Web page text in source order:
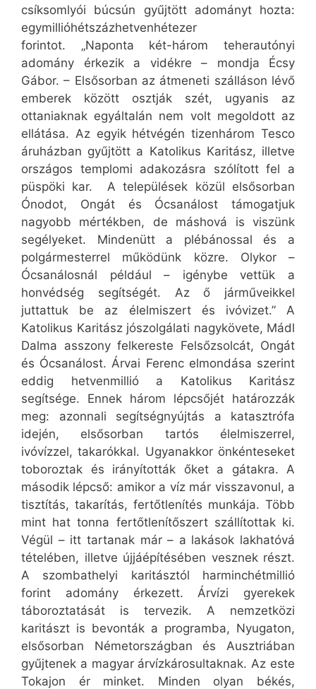
csíksomlyói búcsún gyűjtött adományt hozta:
egymillióhétszázhetvenhétezer
forintot. „Naponta két-három teherautónyi
adomány érkezik a vidékre – mondja Écsy
Gábor. – Elsősorban az átmeneti szálláson lévő
emberek között osztják szét, ugyanis az
ottaniaknak egyáltalán nem volt megoldott az
ellátása. Az egyik hétvégén tizenhárom Tesco
áruházban gyűjtött a Katolikus Karitász, illetve
országos templomi adakozásra szólított fel a
püspöki kar. A települések közül elsősorban
Ónodot, Ongát és Ócsanálost támogatjuk
nagyobb mértékben, de máshová is viszünk
segélyeket. Mindenütt a plébánossal és a
polgármesterrel működünk közre. Olykor –
Ócsanálosnál például – igénybe vettük a
honvédség segítségét. Az ő járműveikkel
juttattuk be az élelmiszert és ivóvizet.” A
Katolikus Karitász jószolgálati nagykövete, Mádl
Dalma asszony felkereste Felsőzsolcát, Ongát
és Ócsanálost. Árvai Ferenc elmondása szerint
eddig hetvenmillió a Katolikus Karitász
segítsége. Ennek három lépcsőjét határozzák
meg: azonnali segítségnyújtás a katasztrófa
idején, elsősorban tartós élelmiszerrel,
ivóvízzel, takarókkal. Ugyanakkor önkénteseket
toboroztak és irányították őket a gátakra. A
második lépcső: amikor a víz már visszavonul, a
tisztítás, takarítás, fertőtlenítés munkája. Több
mint hat tonna fertőtlenítőszert szállítottak ki.
Végül – itt tartanak már – a lakások lakhatóvá
tételében, illetve újjáépítésében vesznek részt.
A szombathelyi karitásztól harminchétmillió
forint adomány érkezett. Árvízi gyerekek
táboroztatását is tervezik. A nemzetközi
karitászt is bevonták a programba, Nyugaton,
elsősorban Németországban és Ausztriában
gyűjtenek a magyar árvízkárosultaknak. Az este
Tokajon ér minket. Minden olyan békés,